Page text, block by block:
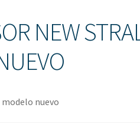
NEW
nuevo